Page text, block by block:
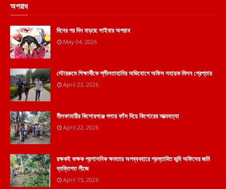
অপরাধ
দিনের পর দিন বাড়ছে সাইবার অপরাধ
May 04, 2026
স্টোররুমে শিক্ষার্থীকে শ্লীলতাহানির অভিযোগে অফিস সহায়ক মিলন গ্রেপ্তার
April 23, 2026
নীলফামারীর কিশোরগঞ্জে গলায় ফাঁস দিয়ে কিশোরের আত্মহত্যা
April 22, 2026
রক্ষকই ভক্ষক প্রশাসনিক ক্ষমতার অপব্যবহারে প্রস্তাবিত ভূমি অফিসের জমি
ব্যক্তিগত লীজে
April 15, 2026